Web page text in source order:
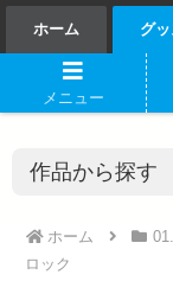
ホーム グ
ホーム
ロック
メニュー